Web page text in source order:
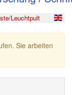
Leuchtpult
Sie arbeiten